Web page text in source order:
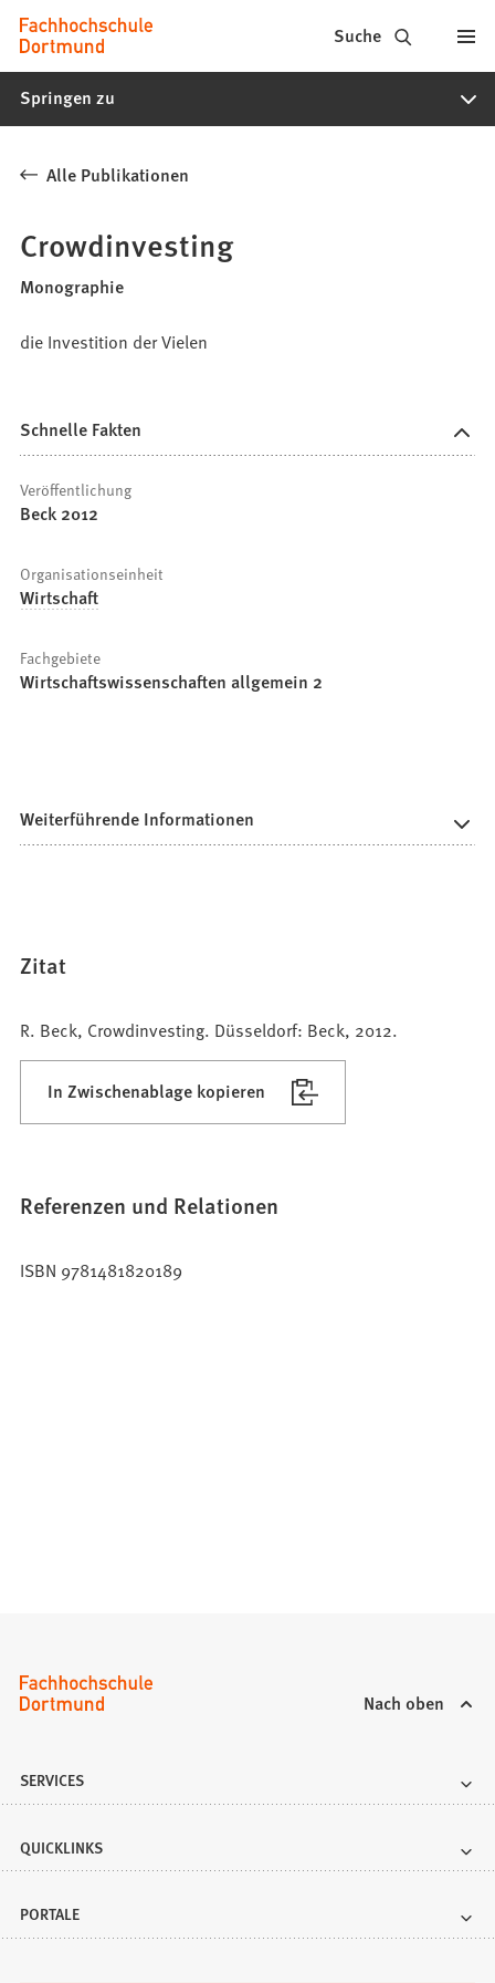
Inhalt anspringen
Fachhochschule
Dortmund
-
Studiengänge,
Bewerbung
Suche
Springen zu
Alle Publikationen
Crowdinvesting
Monographie
die Investition der Vielen
Schnelle Fakten
Veröffentlichung
Beck 2012
Organisationseinheit
Wirtschaft
Fachgebiete
Wirtschaftswissenschaften allgemein 2
Weiterführende Informationen
Zitat
R. Beck, Crowdinvesting. Düsseldorf: Beck, 2012.
In Zwischenablage kopieren
Referenzen und Relationen
ISBN 9781481820189
Nach oben
SERVICES
QUICKLINKS
PORTALE